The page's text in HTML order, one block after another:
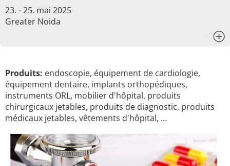
23. - 25. mai 2025
Greater Noida
Produits: endoscopie, équipement de cardiologie,
équipement dentaire, implants orthopédiques,
instruments ORL, mobilier d'hôpital, produits
chirurgicaux jetables, produits de diagnostic, produits
médicaux jetables, vêtements d'hôpital, …